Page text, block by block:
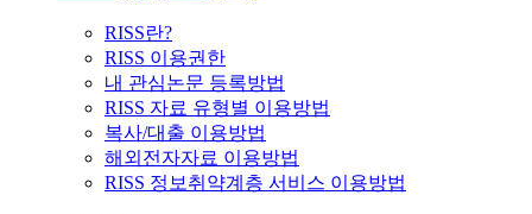
RISS란?
RISS 이용권한
내 관심논문 등록방법
RISS 자료 유형별 이용방법
복사/대출 이용방법
해외전자자료 이용방법
RISS 정보취약계층 서비스 이용방법